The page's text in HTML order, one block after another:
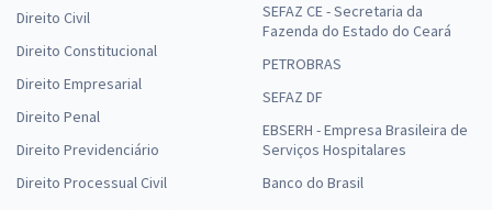
Direito Civil
Direito Constitucional
Direito Empresarial
Direito Penal
Direito Previdenciário
Direito Processual Civil
SEFAZ CE - Secretaria da
Fazenda do Estado do Ceará
PETROBRAS
SEFAZ DF
EBSERH - Empresa Brasileira de
Serviços Hospitalares
Banco do Brasil